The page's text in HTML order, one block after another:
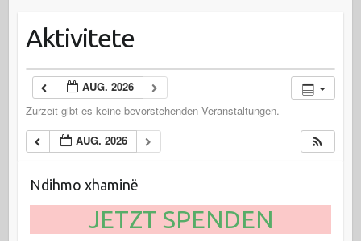
Aktivitete
AUG. 2026
Zurzeit gibt es keine bevorstehenden Veranstaltungen.
AUG. 2026
Ndihmo xhaminë
JETZT SPENDEN